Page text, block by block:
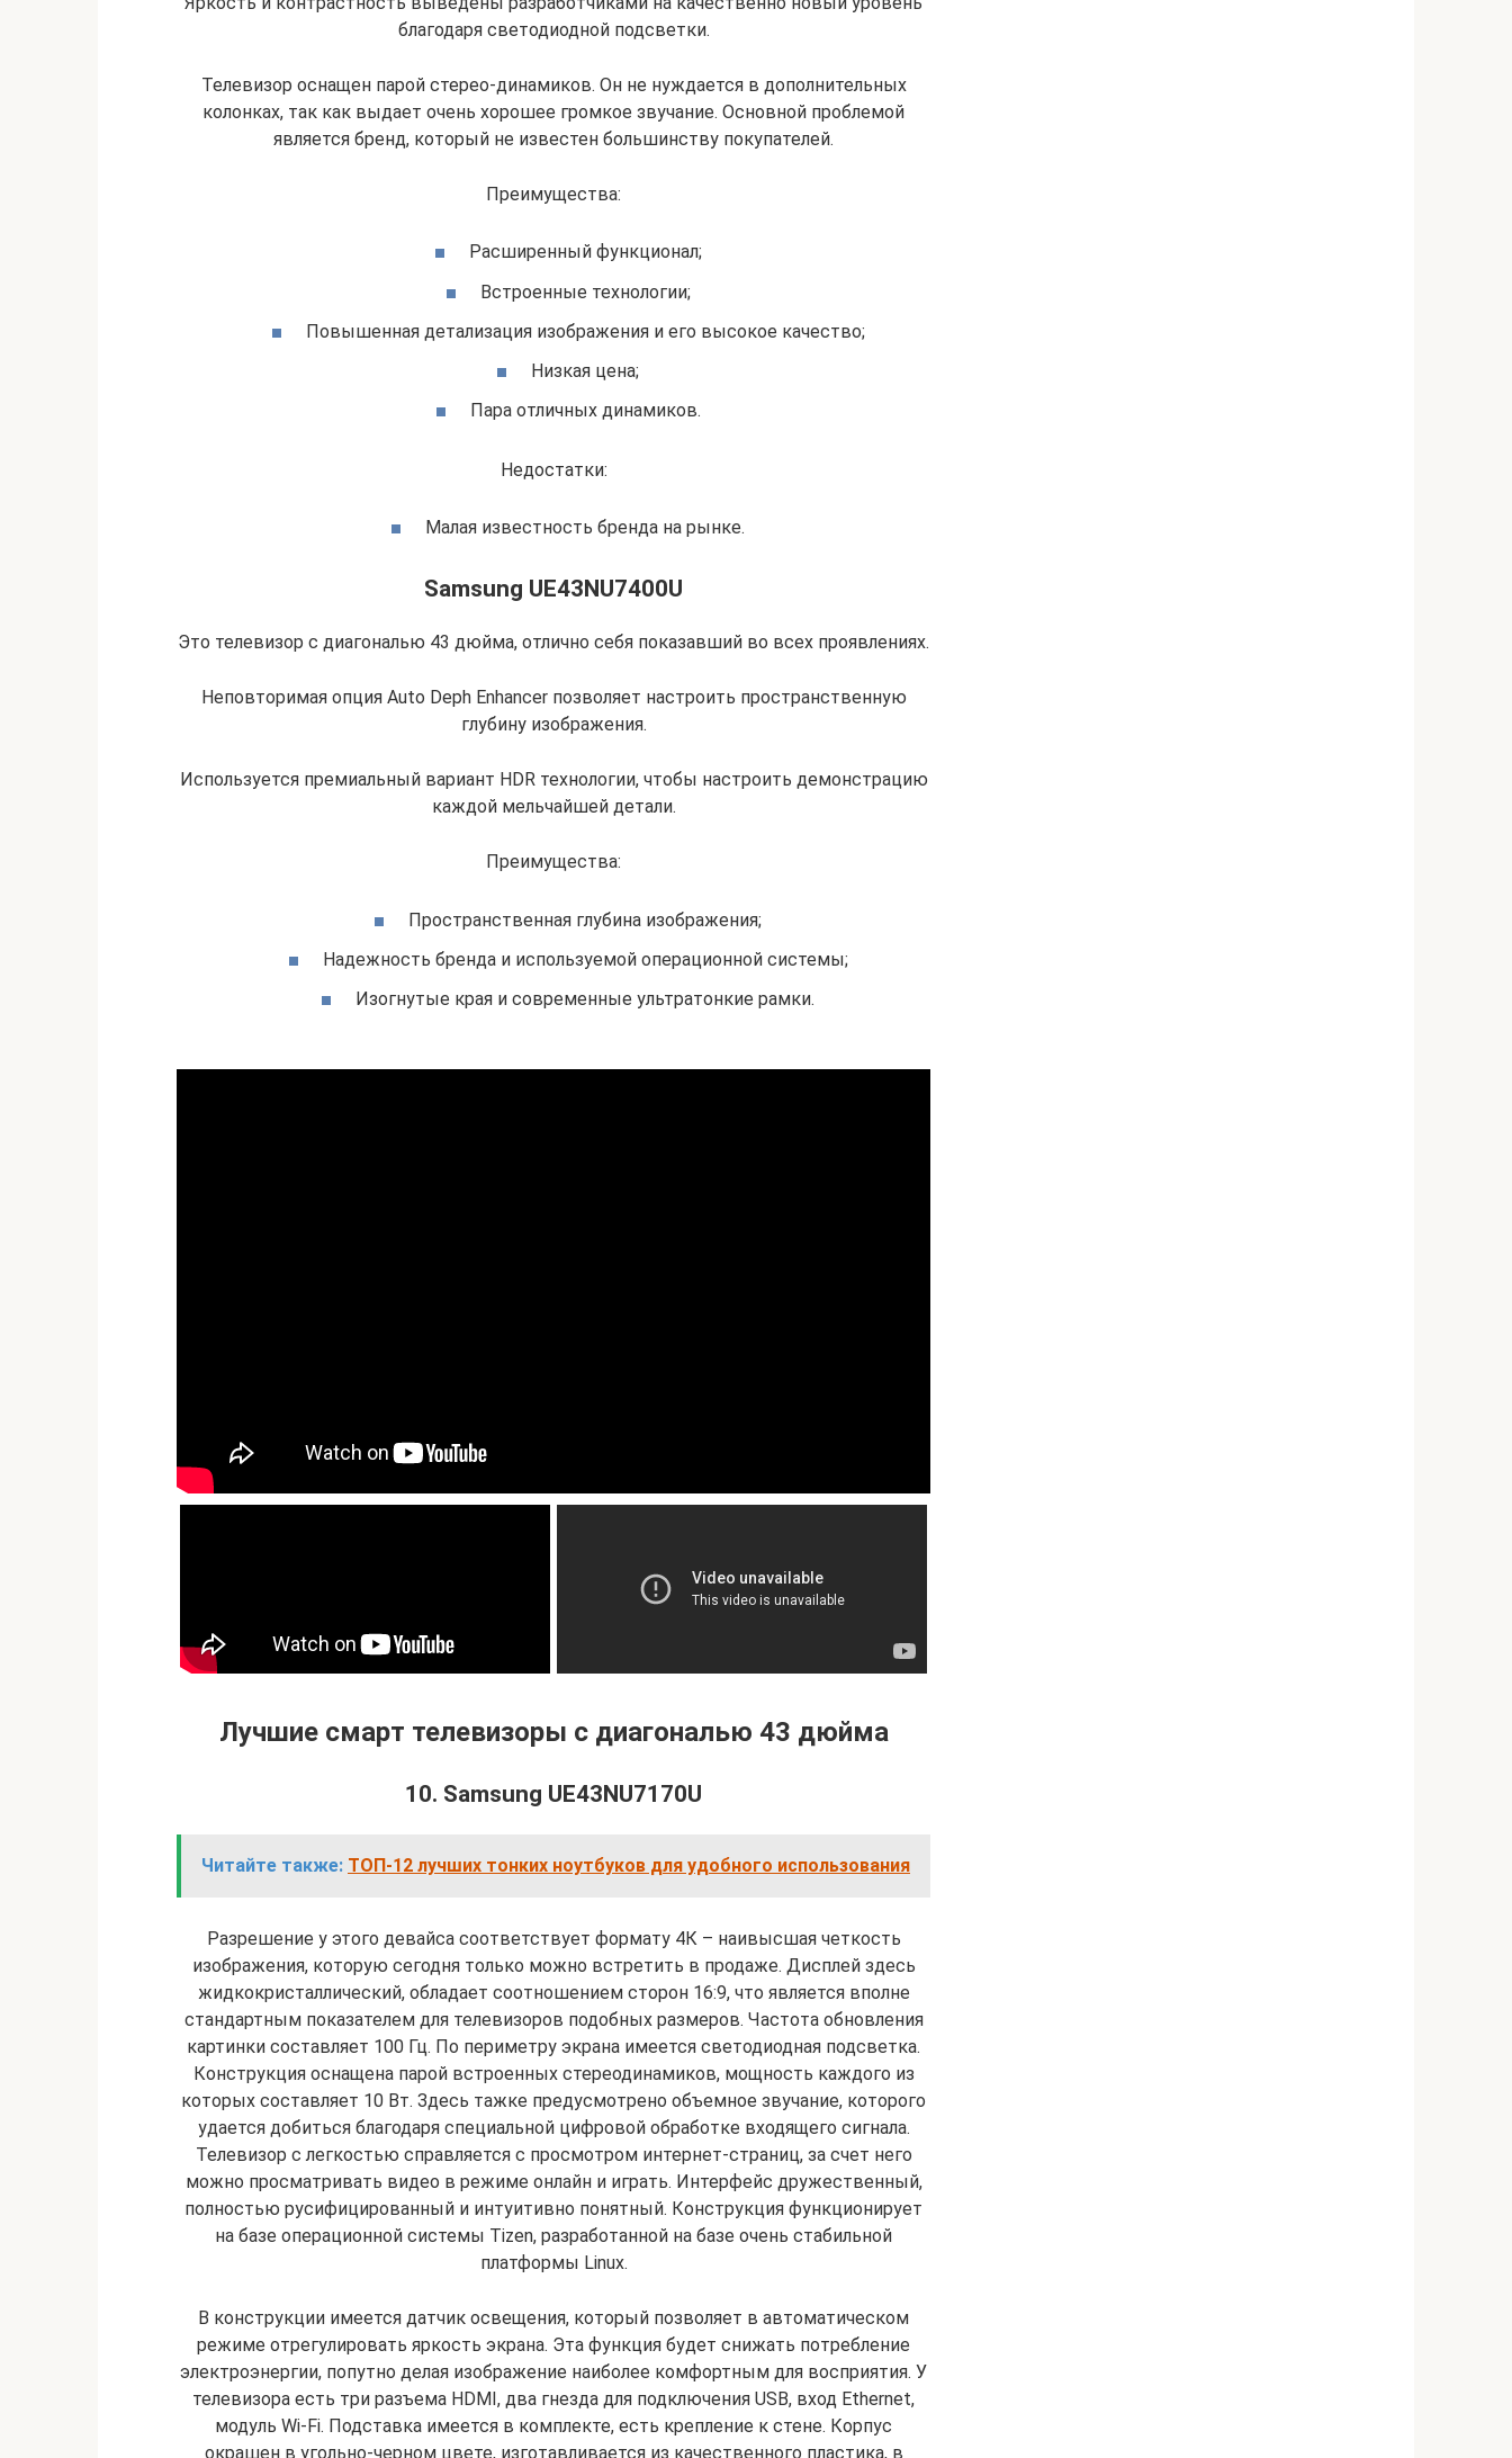
благодаря светодиодной подсветки.
Телевизор оснащен парой стерео-динамиков. Он не нуждается в дополнительных
колонках, так как выдает очень хорошее громкое звучание. Основной проблемой
является бренд, который не известен большинству покупателей.
Преимущества:
Расширенный функционал;
Встроенные технологии;
Повышенная детализация изображения и его высокое качество;
Низкая цена;
Пара отличных динамиков.
Недостатки:
Малая известность бренда на рынке.
Samsung UE43NU7400U
Это телевизор с диагональю 43 дюйма, отлично себя показавший во всех проявлениях.
Неповторимая опция Auto Deph Enhancer позволяет настроить пространственную
глубину изображения.
Используется премиальный вариант HDR технологии, чтобы настроить демонстрацию
каждой мельчайшей детали.
Преимущества:
Пространственная глубина изображения;
Надежность бренда и используемой операционной системы;
Изогнутые края и современные ультратонкие рамки.
Лучшие смарт телевизоры с диагональю 43 дюйма
10. Samsung UE43NU7170U
Читайте также: ТОП-12 лучших тонких ноутбуков для удобного использования
Разрешение у этого девайса соответствует формату 4К – наивысшая четкость
изображения, которую сегодня только можно встретить в продаже. Дисплей здесь
жидкокристаллический, обладает соотношением сторон 16:9, что является вполне
стандартным показателем для телевизоров подобных размеров. Частота обновления
картинки составляет 100 Гц. По периметру экрана имеется светодиодная подсветка.
Конструкция оснащена парой встроенных стереодинамиков, мощность каждого из
которых составляет 10 Вт. Здесь тажке предусмотрено объемное звучание, которого
удается добиться благодаря специальной цифровой обработке входящего сигнала.
Телевизор с легкостью справляется с просмотром интернет-страниц, за счет него
можно просматривать видео в режиме онлайн и играть. Интерфейс дружественный,
полностью русифицированный и интуитивно понятный. Конструкция функционирует
на базе операционной системы Tizen, разработанной на базе очень стабильной
платформы Linux.
В конструкции имеется датчик освещения, который позволяет в автоматическом
режиме отрегулировать яркость экрана. Эта функция будет снижать потребление
электроэнергии, попутно делая изображение наиболее комфортным для восприятия. У
телевизора есть три разъема HDMI, два гнезда для подключения USB, вход Ethernet,
модуль Wi-Fi. Подставка имеется в комплекте, есть крепление к стене. Корпус
окрашен в угольно-черном цвете, изготавливается из качественного пластика, в